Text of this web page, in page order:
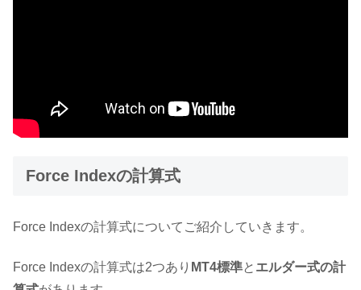
Force Indexの計算式
Force Indexの計算式についてご紹介していきます。
Force Indexの計算式は2つあり MT4標準と エルダー式の計